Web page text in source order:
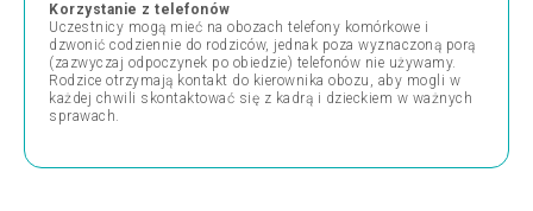
Korzystanie z telefonów
Uczestnicy mogą mieć na obozach telefony komórkowe i
dzwonić codziennie do rodziców, jednak poza wyznaczoną porą
(zazwyczaj odpoczynek po obiedzie) telefonów nie używamy.
Rodzice otrzymają kontakt do kierownika obozu, aby mogli w
każdej chwili skontaktować się z kadrą i dzieckiem w ważnych
sprawach.